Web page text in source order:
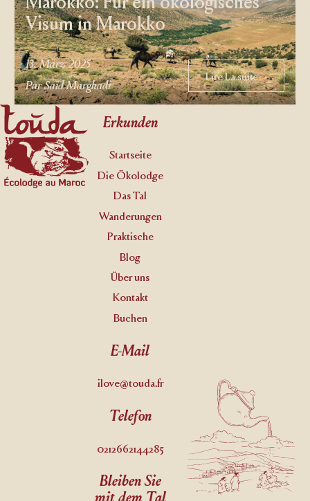
Marokko: Für ein ökologisches
Visum in Marokko
13. März 2025
Par Saïd Marghadi
Lire La suite
Lire La suite
Footer
Erkunden
Startseite
Die Ökolodge
Das Tal
Wanderungen
Praktische
Blog
Über uns
Kontakt
Buchen
E-Mail
ilove@touda.fr
Telefon
0212662144285
Bleiben Sie